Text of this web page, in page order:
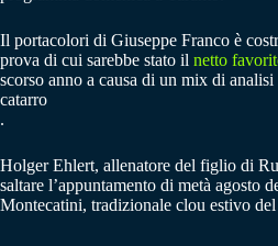
Il portacolori di Giuseppe Franco è
prova di cui sarebbe stato il netto
scorso anno a causa di un mix di
catarro
.
Holger Ehlert, allenatore del figlio di
saltare l’appuntamento di metà agosto
Montecatini, tradizionale clou estivo del